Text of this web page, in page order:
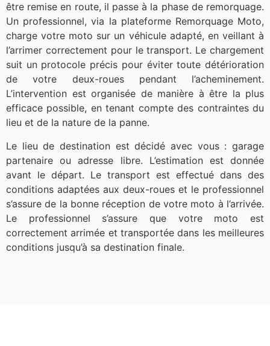
être remise en route, il passe à la phase de remorquage.
Un professionnel, via la plateforme Remorquage Moto,
charge votre moto sur un véhicule adapté, en veillant à
l’arrimer correctement pour le transport. Le chargement
suit un protocole précis pour éviter toute détérioration
de votre deux-roues pendant l’acheminement.
L’intervention est organisée de manière à être la plus
efficace possible, en tenant compte des contraintes du
lieu et de la nature de la panne.
Le lieu de destination est décidé avec vous : garage
partenaire ou adresse libre. L’estimation est donnée
avant le départ. Le transport est effectué dans des
conditions adaptées aux deux-roues et le professionnel
s’assure de la bonne réception de votre moto à l’arrivée.
Le professionnel s’assure que votre moto est
correctement arrimée et transportée dans les meilleures
conditions jusqu’à sa destination finale.